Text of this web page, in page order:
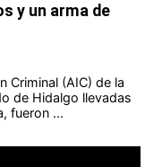
y un arma de
Criminal (AIC) de la
de Hidalgo llevadas
fueron ...